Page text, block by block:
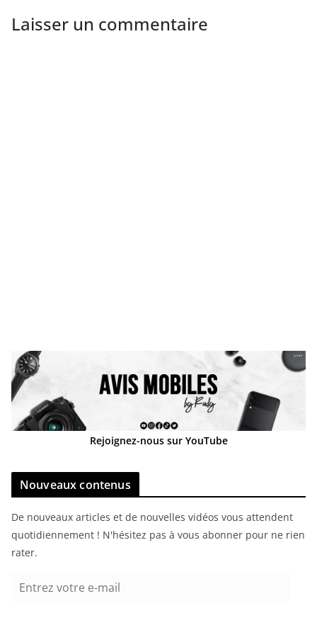
Laisser un commentaire
Rejoignez-nous sur YouTube
Nouveaux contenus
De nouveaux articles et de nouvelles vidéos vous attendent
quotidiennement ! N'hésitez pas à vous abonner pour ne rien
rater.